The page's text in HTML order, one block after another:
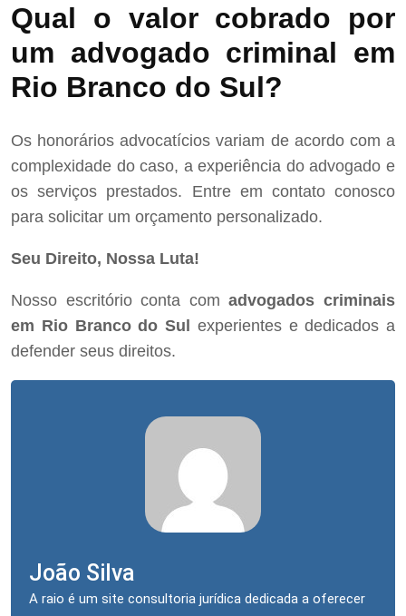
Qual o valor cobrado por
um advogado criminal em
Rio Branco do Sul?
Os honorários advocatícios variam de acordo com a
complexidade do caso, a experiência do advogado e
os serviços prestados. Entre em contato conosco
para solicitar um orçamento personalizado.
Seu Direito, Nossa Luta!
Nosso escritório conta comadvogados criminais
em Rio Branco do Sul
experientes e dedicados a
defender seus direitos.
João Silva
A raio é um site consultoria jurídica dedicada a oferecer